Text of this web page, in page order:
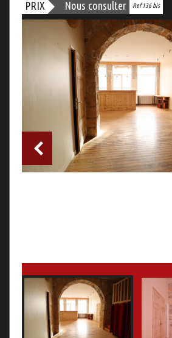
PRIX Nous consulter Ref 136 bis
Bien vendu